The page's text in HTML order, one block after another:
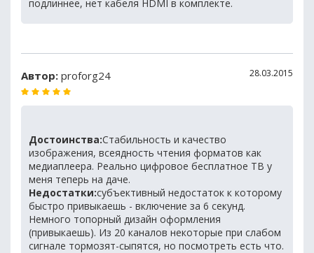
подлиннее, нет кабеля HDMI в комплекте.
Автор: proforg24 28.03.2015
Достоинства:Стабильность и качество
изображения, всеядность чтения форматов как
медиаплеера. Реально цифровое бесплатное ТВ у
меня теперь на даче.
Недостатки:субъективный недостаток к которому
быстро привыкаешь - включение за 6 секунд.
Немного топорный дизайн оформления
(привыкаешь). Из 20 каналов некоторые при слабом
сигнале тормозят-сыпятся, но посмотреть есть что.